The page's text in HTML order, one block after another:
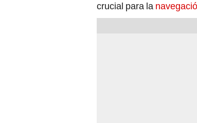
crucial para la